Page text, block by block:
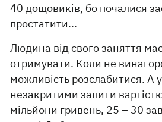
40 дощовиків, бо почалися
простатити...
Людина від свого заняття
отримувати. Коли не
можливість розслабитися. А
незакритими запити
мільйони гривень, 25 – 30